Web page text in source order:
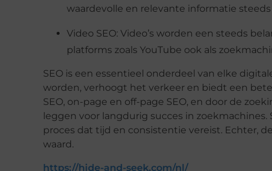
waardevolle en relevante informatie
Video SEO: Video’s worden een steeds
platforms zoals YouTube ook als
SEO is een essentieel onderdeel van elke
worden, verhoogt het verkeer en biedt een
SEO, on-page en off-page SEO, en door de
leggen voor langdurig succes in
proces dat tijd en consistentie vereist. Echter,
waard.
https://hide-and-seek.com/nl/